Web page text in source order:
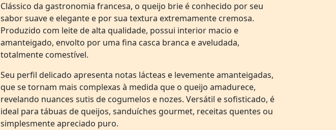
Clássico da gastronomia francesa, o queijo brie é conhecido por seu
sabor suave e elegante e por sua textura extremamente cremosa.
Produzido com leite de alta qualidade, possui interior macio e
amanteigado, envolto por uma fina casca branca e aveludada,
totalmente comestível.
Seu perfil delicado apresenta notas lácteas e levemente amanteigadas,
que se tornam mais complexas à medida que o queijo amadurece,
revelando nuances sutis de cogumelos e nozes. Versátil e sofisticado, é
ideal para tábuas de queijos, sanduíches gourmet, receitas quentes ou
simplesmente apreciado puro.